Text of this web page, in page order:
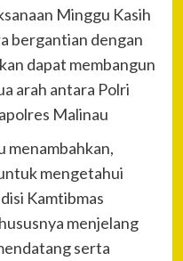
Minggu Kasih
bergantian dengan
dapat membangun
arah antara Polri
Malinau
menambahkan,
mengetahui
Kamtibmas
menjelang
serta